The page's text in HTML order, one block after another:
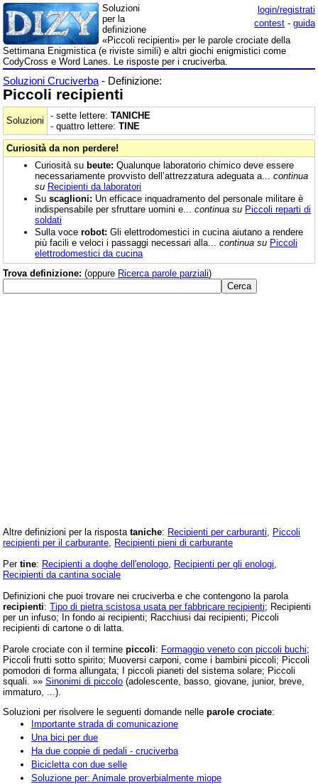
login/registrati
contest - guida
Soluzioni
per la
definizione
«Piccoli recipienti» per le parole crociate della
Settimana Enigmistica (e riviste simili) e altri giochi enigmistici come
CodyCross e Word Lanes. Le risposte per i cruciverba.
Soluzioni Cruciverba - Definizione:
Piccoli recipienti
Soluzioni - sette lettere: TANICHE
- quattro lettere: TINE
Curiosità da non perdere!
Curiosità su beute: Qualunque laboratorio chimico deve essere
necessariamente provvisto dell’attrezzatura adeguata a... continua
su Recipienti da laboratori
Su scaglioni: Un efficace inquadramento del personale militare è
indispensabile per sfruttare uomini e... continua su Piccoli reparti di
soldati
Sulla voce robot: Gli elettrodomestici in cucina aiutano a rendere
più facili e veloci i passaggi necessari alla... continua su Piccoli
elettrodomestici da cucina
Trova definizione: (oppure Ricerca parole parziali)
Altre definizioni per la risposta taniche: Recipienti per carburanti
Piccoli
recipienti per il carburante Recipienti pieni di carburante
Per tine: Recipienti a doghe dell'enologo Recipienti per gli enologi
Recipienti da cantina sociale
Definizioni che puoi trovare nei cruciverba e che contengono la parola
recipienti: Tipo di pietra scistosa usata per fabbricare recipienti; Recipienti
per un infuso; In fondo ai recipienti; Racchiusi dai recipienti; Piccoli
recipienti di cartone o di latta.
Parole crociate con il termine piccoli: Formaggio veneto con piccoli buchi;
Piccoli frutti sotto spirito; Muoversi carponi, come i bambini piccoli; Piccoli
pomodori di forma allungata; I piccoli pianeti del sistema solare; Piccoli
squali. »» Sinonimi di piccolo (adolescente, basso, giovane, junior, breve,
immaturo, ...).
Soluzioni per risolvere le seguenti domande nelle parole crociate:
Importante strada di comunicazione
Una bici per due
Ha due coppie di pedali - cruciverba
Bicicletta con due selle
Soluzione per: Animale proverbialmente miope